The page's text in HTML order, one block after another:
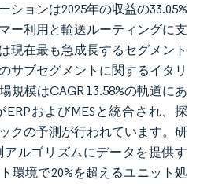
ションは2025年の収益の33.05%
ー利用と輸送ルーティングに支
現在最も急成長するセグメント
サブセグメントに関するイタリ
規模はCAGR 13.58%の軌道にあ
ERPおよびMESと統合され、探
クの予測が行われています。研
アルゴリズムにデータを提供す
環境で20%を超えるユニット処